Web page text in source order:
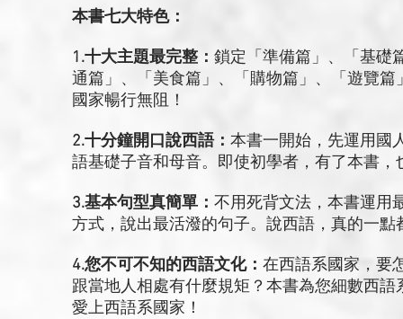
本書七大特色：
1.十大主題最完整： 鎖定「準備篇」、「基礎
通篇」、「美食篇」、「購物篇」、「遊覽
國家暢行無阻！
2.十分鐘開口說西語： 本書一開始，先運用國
語基礎子音和母音。即使初學者，有了本書
3.基本句型真簡單： 不用死背文法，本書運用
方式，說出最活潑的句子。說西語，真的一點
4.您不可不知的西語文化： 在西語系國家，要
跟當地人相處有什麼規矩？本書為您細數西
愛上西語系國家！